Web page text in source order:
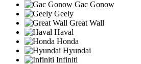
Gac Gonow
Geely
Great Wall
Haval
Honda
Hyundai
Infiniti